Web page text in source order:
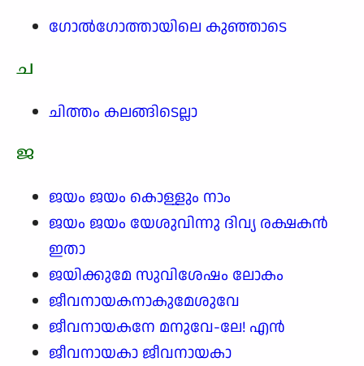
ഗോൽഗോത്തായിലെ കുഞ്ഞാടെ
ച
ചിത്തം കലങ്ങിടെല്ലാ
ജ
ജയം ജയം കൊള്ളും നാം
ജയം ജയം യേശുവിന്നു ദിവ്യ രക്ഷകൻ
ഇതാ
ജയിക്കുമേ സുവിശേഷം ലോകം
ജീവനായകനാകുമേശുവേ
ജീവനായകനേ മനുവേ-ലേ! എൻ
ജീവനായകാ ജീവനായകാ